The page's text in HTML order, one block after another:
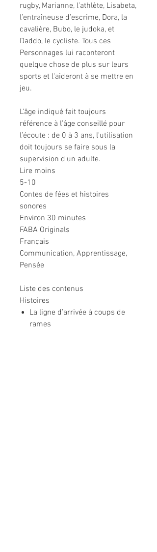
rugby, Marianne, l’athlète, Lisabeta,
l’entraîneuse d’escrime, Dora, la
cavalière, Bubo, le judoka, et
Daddo, le cycliste. Tous ces
Personnages lui raconteront
quelque chose de plus sur leurs
sports et l'aideront à se mettre en
jeu.
L’âge indiqué fait toujours
référence à l’âge conseillé pour
l’écoute : de 0 à 3 ans, l'utilisation
doit toujours se faire sous la
supervision d'un adulte.
Lire moins
5-10
Contes de fées et histoires
sonores
Environ 30 minutes
FABA Originals
Français
Communication, Apprentissage,
Pensée
Liste des contenus
Histoires
La ligne d’arrivée à coups de
rames